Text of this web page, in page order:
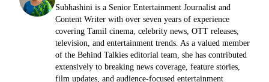
Subhashini is a Senior Entertainment Journalist and
Content Writer with over seven years of experience
covering Tamil cinema, celebrity news, OTT releases,
television, and entertainment trends. As a valued member
of the Behind Talkies editorial team, she has contributed
extensively to breaking news coverage, feature stories,
film updates, and audience-focused entertainment